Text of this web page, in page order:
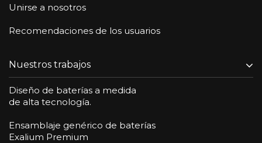
Unirse a nosotros
Recomendaciones de los usuarios
Nuestros trabajos
Diseño de baterías a medida
de alta tecnología.
Ensamblaje genérico de baterías
Exalium Premium